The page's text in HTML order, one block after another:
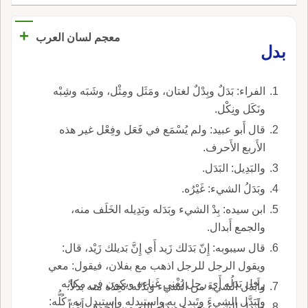
معجم لسان العرب
+
بدل
الفراء: بَدَلٌ وبِدْلٌ لغتان، ومَثَل ومِثْل، وشَبَه وشِبْه
ونَكَل ونِكْل.
قال أَبو عبيد: ولم يُسْمَع في فَعَل وفِعْل غير هذه
الأَربع الأَحرف.
والبَدِيل: البَدَل.
وبَدَلُ الشيء: غَيْرُه.
ابن سيده: بِدْ الشيء وبَدَله وبَدِيله الخَلَف منه،
والجمع أَبدال.
قال سيبوبه: إِنّ بَدَلك زَيد أَي إِنَّ بَديلك زَيْد، قال:
ويقول الرجل للرجل اذهب مع بفلان، فيقول: معي
رجل بَدَلُه أَي رجل يُغْني غَناءه ويكون في مكانه
وتَبَدَّل الشيءَ وتَبدل به واستبدله واستبدل به، كُلُّه:
وأَبْدَل الشيءَ من الشيء وبَدّله: تَخِذَه منه بدلاً.